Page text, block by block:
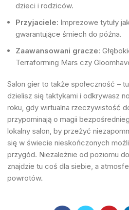
dzieci i rodziców.
Przyjaciele: Imprezowe tytuły
gwarantujące śmiech do późna.
Zaawansowani gracze:
Terraforming Mars czy
Salon gier to także społeczność –
dzielisz się taktykami i odkrywasz
roku, gdy wirtualna rzeczywistość
przypominają o magii
lokalny salon, by przeżyć
się w świecie nieskończonych
przygód. Niezależnie od poziomu
znajdzie tu coś dla siebie, a
powrotów.